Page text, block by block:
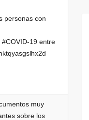
personas con
19 entre
muy
sobre los